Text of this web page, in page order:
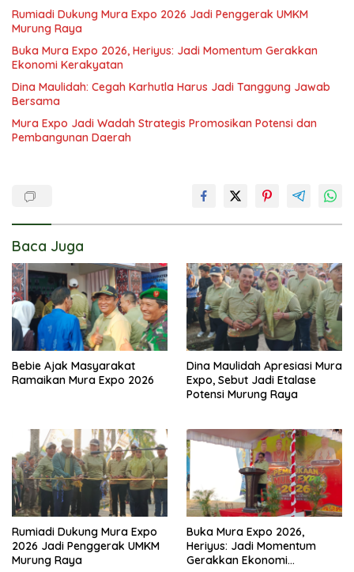
Rumiadi Dukung Mura Expo 2026 Jadi Penggerak UMKM
Murung Raya
Buka Mura Expo 2026, Heriyus: Jadi Momentum Gerakkan
Ekonomi Kerakyatan
Dina Maulidah: Cegah Karhutla Harus Jadi Tanggung Jawab
Bersama
Mura Expo Jadi Wadah Strategis Promosikan Potensi dan
Pembangunan Daerah
Baca Juga
Bebie Ajak Masyarakat
Ramaikan Mura Expo 2026
Dina Maulidah Apresiasi Mura
Expo, Sebut Jadi Etalase
Potensi Murung Raya
Rumiadi Dukung Mura Expo
2026 Jadi Penggerak UMKM
Murung Raya
Buka Mura Expo 2026,
Heriyus: Jadi Momentum
Gerakkan Ekonomi